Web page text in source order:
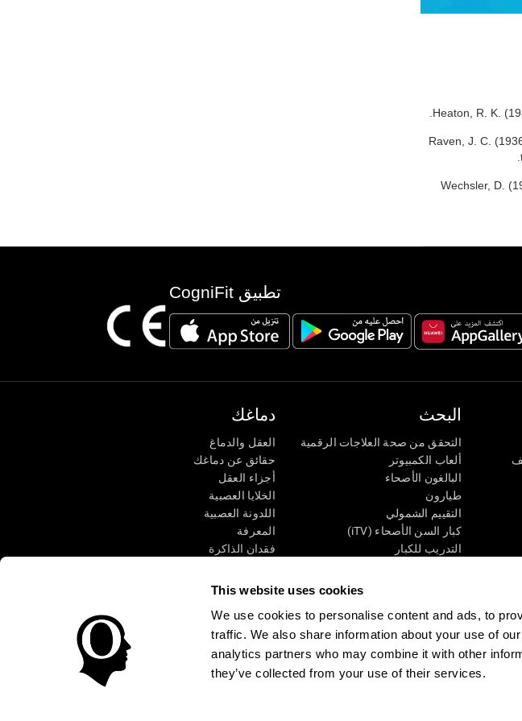
This website uses cookies
We use cookies to personalise content and ads, to
traffic. We also share information about your use of
analytics partners who may combine it with other
they’ve collected from your use of their services.
Heaton, R. K.
Raven, J. C.
Wechsler, D.
تطبيق CogniFit
دماغك
العقل والدماغ
حقائق عن دماغك
أجزاء العقل
الخلايا العصبية
اللدونة العصبية
المعرفة
فقدان الذاكرة
وظائف ذهنية
الإدراك الحسى
الانتباه
البحث
التحقق من صحة العلاجات الرقمية
ألعاب الكمبيوتر
البالغون الأصحاء
طيارون
التقييم الشمولي
كبار السن الأصحاء (iTV)
التدريب للكبار